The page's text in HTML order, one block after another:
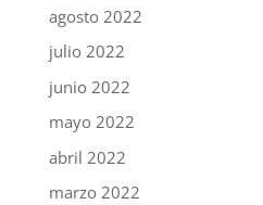
agosto 2022
julio 2022
junio 2022
mayo 2022
abril 2022
marzo 2022